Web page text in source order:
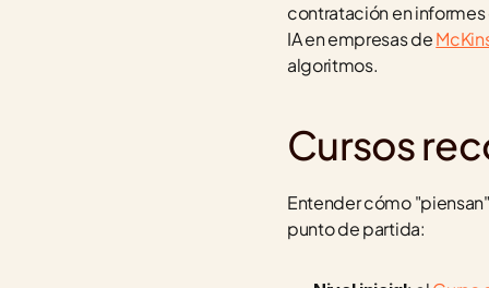
contratación en
IA en empresas de
algoritmos.
Cursos
Entender cómo
punto de partida: